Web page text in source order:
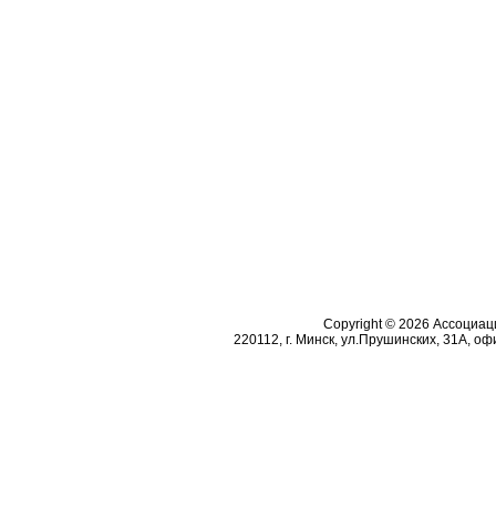
Copyright © 2026
220112, г. Минск, ул.Прушинских, 31А,